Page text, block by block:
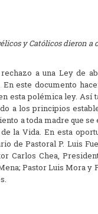
y Católicos dieron
a una Ley de
este documento
esta polémica ley.
a los principios
a toda madre que
la Vida. En esta
de Pastoral P. Luis
Carlos Chea,
Pastor Luis Mora